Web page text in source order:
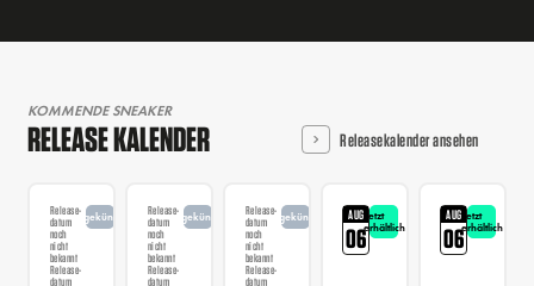
KOMMENDE SNEAKER
RELEASE KALENDER Releasekalender ansehen
Release-
datum
noch
nicht
bekannt
Release-
datum
angekündigt
Release-
datum
noch
nicht
bekannt
Release-
datum
angekündigt
Release-
datum
noch
nicht
bekannt
Release-
datum
angekündigt AUG
06
Jetzt
erhältlich
AUG
06
Jetzt
erhältlich